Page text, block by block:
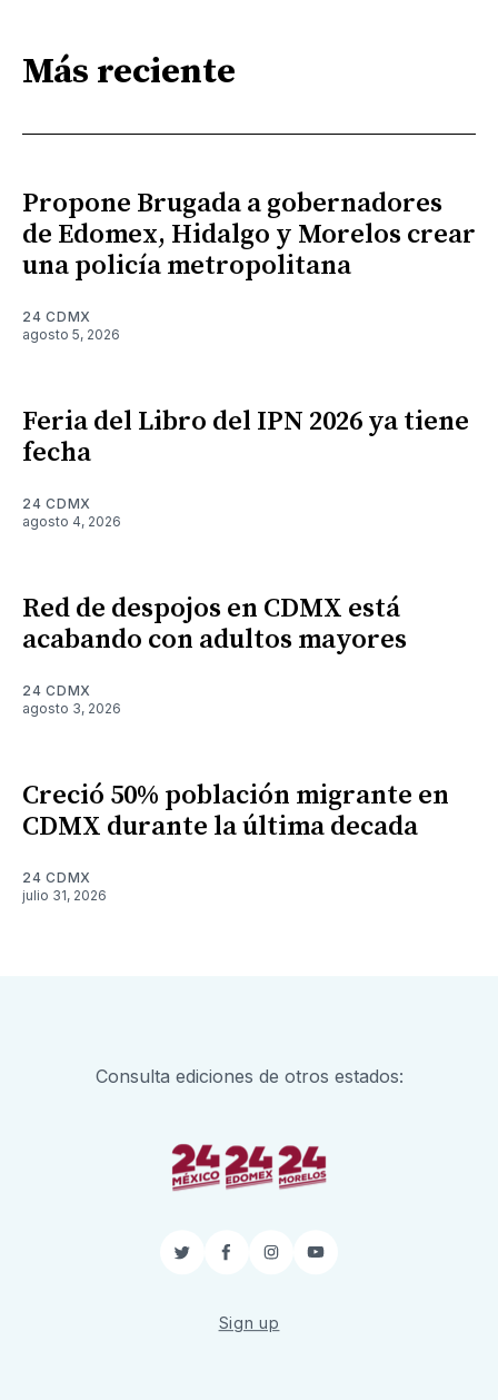
Más reciente
Propone Brugada a gobernadores
de Edomex, Hidalgo y Morelos crear
una policía metropolitana
24 CDMX
agosto 5, 2026
Feria del Libro del IPN 2026 ya tiene
fecha
24 CDMX
agosto 4, 2026
Red de despojos en CDMX está
acabando con adultos mayores
24 CDMX
agosto 3, 2026
Creció 50% población migrante en
CDMX durante la última decada
24 CDMX
julio 31, 2026
Consulta ediciones de otros estados:
TwitterFacebook
InstagramYouTube
Sign up